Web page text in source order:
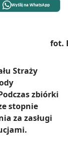
Wyślij na WhatsApp
Straży
zbiórki
stopnie
za zasługi